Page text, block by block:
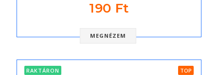
190 Ft
MEGNÉZEM
RAKTÁRON TOP